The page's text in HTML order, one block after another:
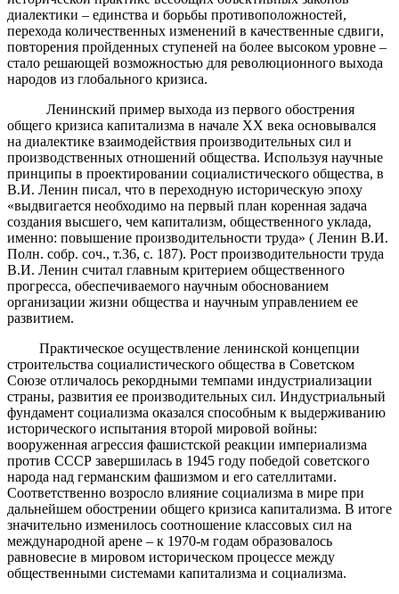
диалектики – единства и борьбы противоположностей,
перехода количественных изменений в качественные сдвиги,
повторения пройденных ступеней на более высоком уровне –
стало решающей возможностью для революционного выхода
народов из глобального кризиса.
Ленинский пример выхода из первого обострения
общего кризиса капитализма в начале XX века основывался
на диалектике взаимодействия производительных сил и
производственных отношений общества. Используя научные
принципы в проектировании социалистического общества, в
В.И. Ленин писал, что в переходную историческую эпоху
«выдвигается необходимо на первый план коренная задача
создания высшего, чем капитализм, общественного уклада,
именно: повышение производительности труда» ( Ленин В.И.
Полн. собр. соч., т.36, с. 187). Рост производительности труда
В.И. Ленин считал главным критерием общественного
прогресса, обеспечиваемого научным обоснованием
организации жизни общества и научным управлением ее
развитием.
Практическое осуществление ленинской концепции
строительства социалистического общества в Советском
Союзе отличалось рекордными темпами индустриализации
страны, развития ее производительных сил. Индустриальный
фундамент социализма оказался способным к выдерживанию
исторического испытания второй мировой войны:
вооруженная агрессия фашистской реакции империализма
против СССР завершилась в 1945 году победой советского
народа над германским фашизмом и его сателлитами.
Соответственно возросло влияние социализма в мире при
дальнейшем обострении общего кризиса капитализма. В итоге
значительно изменилось соотношение классовых сил на
международной арене – к 1970-м годам образовалось
равновесие в мировом историческом процессе между
общественными системами капитализма и социализма.